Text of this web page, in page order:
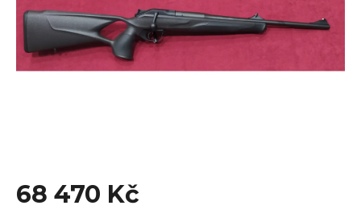
68 470 Kč